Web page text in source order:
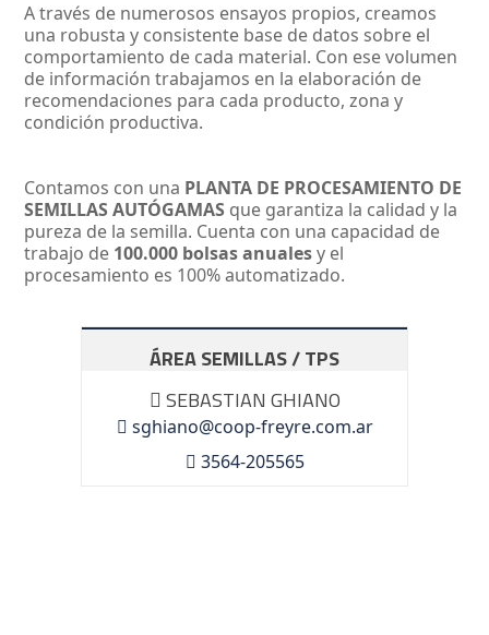
A través de numerosos ensayos propios, creamos
una robusta y consistente base de datos sobre el
comportamiento de cada material. Con ese volumen
de información trabajamos en la elaboración de
recomendaciones para cada producto, zona y
condición productiva.
Contamos con una PLANTA DE PROCESAMIENTO DE
SEMILLAS AUTÓGAMAS que garantiza la calidad y la
pureza de la semilla. Cuenta con una capacidad de
trabajo de 100.000 bolsas anualesy el
procesamiento es 100% automatizado.
ÁREA SEMILLAS / TPS
SEBASTIAN GHIANO
sghiano@coop-freyre.com.ar
3564-205565